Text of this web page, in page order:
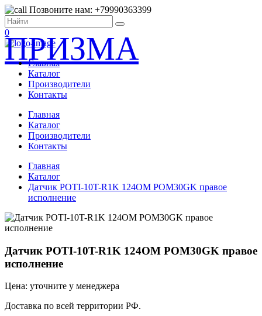
Позвоните нам: +79990363399
0
ПРИЗМА
Главная
Каталог
Производители
Контакты
Главная
Каталог
Производители
Контакты
Главная
Каталог
Датчик POTI-10T-R1K 124OM POM30GK правое
исполнение
Датчик POTI-10T-R1K 124OM POM30GK правое
исполнение
Цена: уточните у менеджера
Доставка по всей территории РФ.